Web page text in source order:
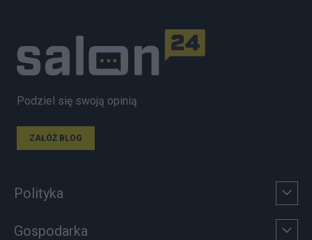
Podziel się swoją opinią
ZAŁÓŻ BLOG
Polityka
Gospodarka